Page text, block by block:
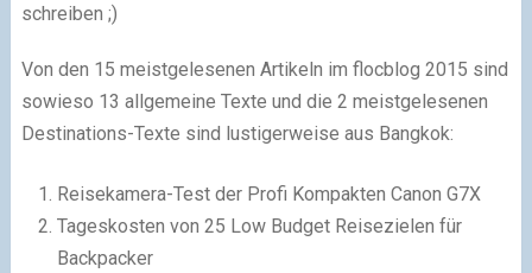
schreiben ;)
Von den 15 meistgelesenen Artikeln im flocblog 2015 sind
sowieso 13 allgemeine Texte und die 2 meistgelesenen
Destinations-Texte sind lustigerweise aus Bangkok:
Reisekamera-Test der Profi Kompakten Canon G7X
Tageskosten von 25 Low Budget Reisezielen für
Backpacker